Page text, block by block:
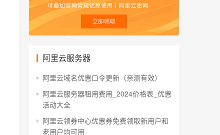
阿里云服务器
阿里云域名优惠口令更新（亲测有效）
阿里云服务器租用费用_2024价格表_优惠
活动大全
阿里云领券中心优惠券免费领取新用户和
老用户均可用